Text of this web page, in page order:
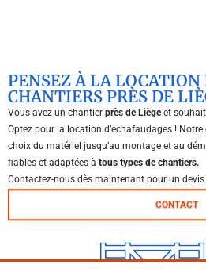
PENSEZ À LA LOCATION
CHANTIERS PRÈS DE
Vous avez un chantier près de Liègeet
Optez pour la location d’échafaudages !
choix du matériel jusqu’au montage et au
fiables et adaptées à tous types de chantiers.
Contactez-nous dès maintenant pour un
CONTACT